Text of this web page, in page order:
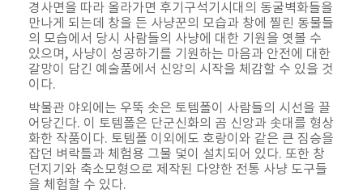
경사면을 따라 올라가면 후기구석기시대의 동굴벽화들을
만나게 되는데 창을 든 사냥꾼의 모습과 창에 찔린 동물들
의 모습에서 당시 사람들의 사냥에 대한 기원을 엿볼 수
있으며, 사냥이 성공하기를 기원하는 마음과 안전에 대한
갈망이 담긴 예술품에서 신앙의 시작을 체감할 수 있을 것
이다.
박물관 야외에는 우뚝 솟은 토템폴이 사람들의 시선을 끌
어당긴다. 이 토템폴은 단군신화의 곰 신앙과 솟대를 형상
화한 작품이다. 토템폴 이외에도 호랑이와 같은 큰 짐승을
잡던 벼락틀과 체험용 그물 덫이 설치되어 있다. 또한 창
던지기와 축소모형으로 제작된 다양한 전통 사냥 도구들
을 체험할 수 있다.